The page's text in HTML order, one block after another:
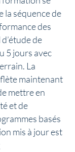
la séquence de
des
de
5 jours avec
La
maintenant
mettre en
et de
basés
mis à jour est